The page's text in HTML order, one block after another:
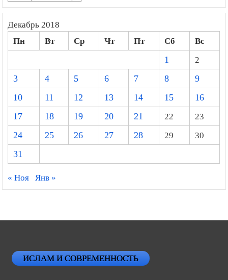
Декабрь 2018
Пн Вт Ср Чт Пт Сб
Вс
1
2
3
4 5 6 7 8
9
10
11 12 13 14 15
16
17
18 19 20 21 22
23
24
25 26 27 28 29
30
31
« Ноя Янв »
ИСЛАМ И СОВРЕМЕННОСТЬ